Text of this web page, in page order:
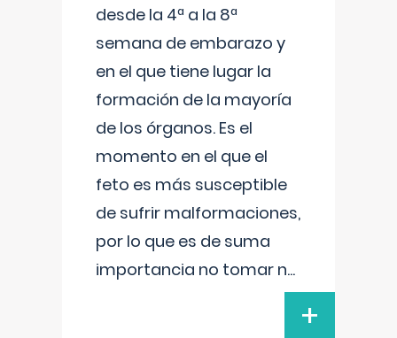
desde la 4ª a la 8ª
semana de embarazo y
en el que tiene lugar la
formación de la mayoría
de los órganos. Es el
momento en el que el
feto es más susceptible
de sufrir malformaciones,
por lo que es de suma
importancia no tomar n...
+